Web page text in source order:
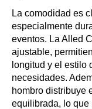
La comodidad es
especialmente
eventos. La Alled
ajustable,
longitud y el estilo
necesidades.
hombro distribuye
equilibrada, lo que